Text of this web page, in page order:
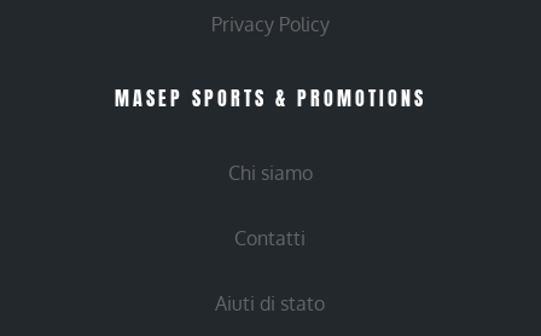
Privacy Policy
MASEP SPORTS & PROMOTIONS
Chi siamo
Contatti
Aiuti di stato